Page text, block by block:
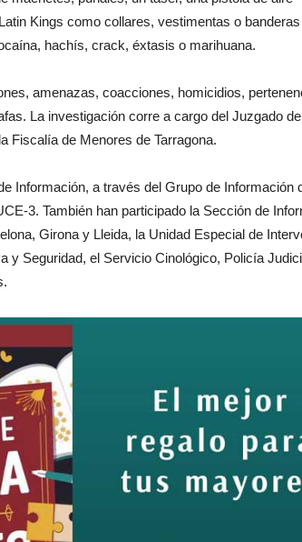
Kings como collares, vestimentas o
hachís, crack, éxtasis o marihuana.
amenazas, coacciones, homicidios,
La investigación corre a cargo del Juzgado de
Fiscalía de Menores de Tarragona.
Información, a través del Grupo de Información
3. También han participado la Sección de
Girona y Lleida, la Unidad Especial de
y Seguridad, el Servicio Cinológico, Policía